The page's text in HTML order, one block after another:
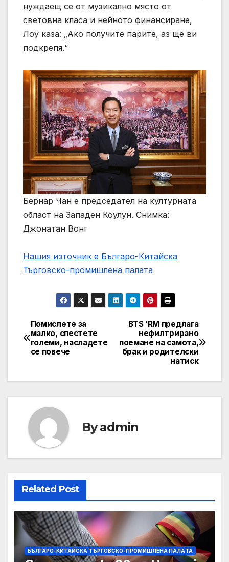
нуждаещ се от музикално място от
световна класа и нейното финансиране,
Лоу каза: „Ако получите парите, аз ще ви
подкрепя.“
Бернар Чан е председател на културната
област на Западен Коулун. Снимка:
Джонатан Вонг
Нашия източник е Българо-Китайска
Търговско-промишлена палaта
Post
navigation
BTS ‘RM предлага
нефилтрирано
поемане на самота,
брак и родителски
натиск
Помислете за
малко, спестете
големи, насладете
се повече
Byadmin
Related Post
БЪЛГАРО-КИТАЙСКА ТЪРГОВСКО-ПРОМИШЛЕНА ПАЛAТА